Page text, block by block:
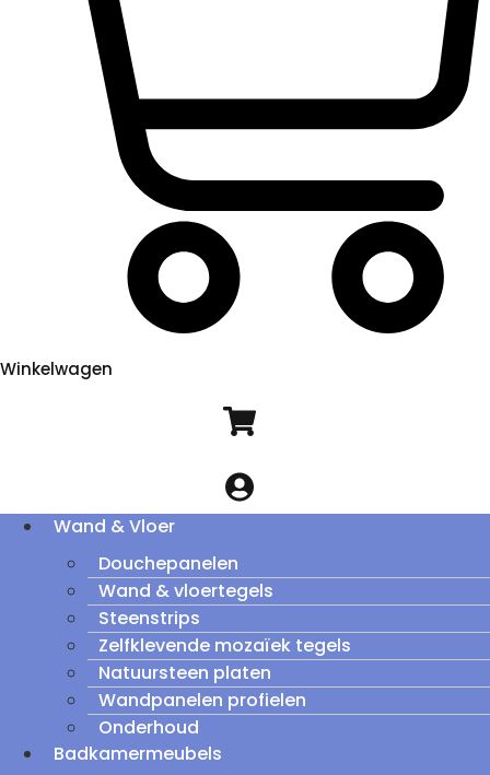
Winkelwagen
Wand & Vloer
Douchepanelen
Wand & vloertegels
Steenstrips
Zelfklevende mozaïek tegels
Natuursteen platen
Wandpanelen profielen
Onderhoud
Badkamermeubels